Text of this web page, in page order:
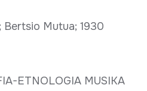
Mutua; 1930
ETNOLOGIA MUSIKA